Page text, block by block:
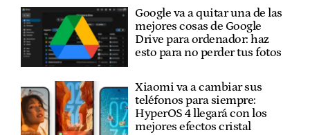
Google va a quitar una de las
mejores cosas de Google
Drive para ordenador: haz
esto para no perder tus fotos
Xiaomi va a cambiar sus
teléfonos para siempre:
HyperOS 4 llegará con los
mejores efectos cristal